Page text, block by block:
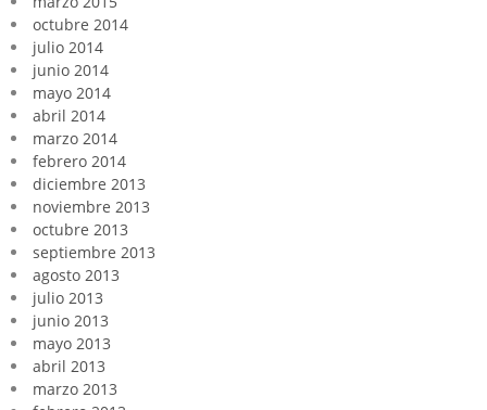
octubre 2014
julio 2014
junio 2014
mayo 2014
abril 2014
marzo 2014
febrero 2014
diciembre 2013
noviembre 2013
octubre 2013
septiembre 2013
agosto 2013
julio 2013
junio 2013
mayo 2013
abril 2013
marzo 2013